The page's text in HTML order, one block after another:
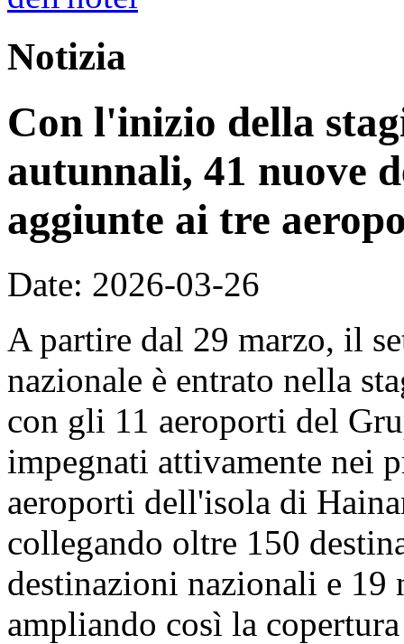
Notizia
Con l'inizio della
autunnali, 41 nuove
aggiunte ai tre
Date: 2026-03-26
A partire dal 29 marzo, il
nazionale è entrato nella
con gli 11 aeroporti del
impegnati attivamente nei
aeroporti dell'isola di
collegando oltre 150
destinazioni nazionali e
ampliando così la